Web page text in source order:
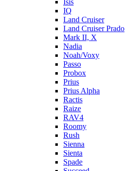
IQ
Land Cruiser
Land Cruiser Prado
Mark II, X
Nadia
Noah/Voxy
Passo
Probox
Prius
Prius Alpha
Ractis
Raize
RAV4
Roomy
Rush
Sienna
Sienta
Spade